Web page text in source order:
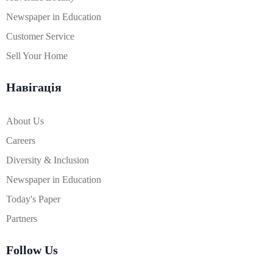
Newspaper in Education
Customer Service
Sell Your Home
Навігація
About Us
Careers
Diversity & Inclusion
Newspaper in Education
Today's Paper
Partners
Follow Us